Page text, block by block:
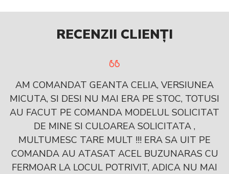
RECENZII CLIENȚI
AM COMANDAT GEANTA CELIA, VERSIUNEA
MICUTA, SI DESI NU MAI ERA PE STOC, TOTUSI
AU FACUT PE COMANDA MODELUL SOLICITAT
DE MINE SI CULOAREA SOLICITATA ,
MULTUMESC TARE MULT !!! ERA SA UIT PE
COMANDA AU ATASAT ACEL BUZUNARAS CU
FERMOAR LA LOCUL POTRIVIT, ADICA NU MAI